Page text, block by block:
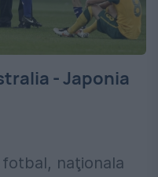
- Japonia
naţionala